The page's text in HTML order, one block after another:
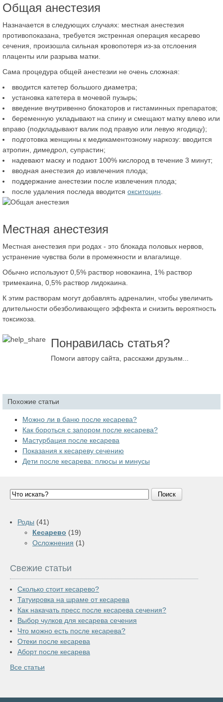
Общая анестезия
Назначается в следующих случаях: местная анестезия
противопоказана, требуется экстренная операция кесарево
сечения, произошла сильная кровопотеря из-за отслоения
плаценты или разрыва матки.
Сама процедура общей анестезии не очень сложная:
вводится катетер большого диаметра;
установка катетера в мочевой пузырь;
введение внутривенно блокаторов и гистаминных препаратов;
беременную укладывают на спину и смещают матку влево или
вправо (подкладывают валик под правую или левую ягодицу);
подготовка женщины к медикаментозному наркозу: вводится
атропин, димедрол, супрастин;
надевают маску и подают 100% кислород в течение 3 минут;
вводная анестезия до извлечения плода;
поддержание анестезии после извлечения плода;
после удаления последа вводится окситоцин
Местная анестезия
Местная анестезия при родах - это блокада половых нервов,
устранение чувства боли в промежности и влагалище.
Обычно используют 0,5% раствор новокаина, 1% раствор
тримекаина, 0,5% раствор лидокаина.
К этим растворам могут добавлять адреналин, чтобы увеличить
длительности обезболивающего эффекта и снизить вероятность
токсикоза.
Понравилась статья?
Помоги автору сайта, расскажи друзьям...
Похожие статьи
Можно ли в баню после кесарева?
Как бороться с запором после кесарева?
Мастурбация после кесарева
Показания к кесареву сечению
Дети после кесарева: плюсы и минусы
Поиск
Роды (41)
Кесарево (19)
Осложнения (1)
Свежие статьи
Сколько стоит кесарево?
Татуировка на шраме от кесарева
Как накачать пресс после кесарева сечения?
Выбор чулков для кесарева сечения
Что можно есть после кесарева?
Отеки после кесарева
Аборт после кесарева
Все статьи